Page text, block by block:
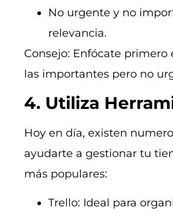
No urgente y no
relevancia.
Consejo: Enfócate
las importantes pero no
4. Utiliza
Hoy en día, existen
ayudarte a gestionar tu
más populares:
Trello: Ideal para